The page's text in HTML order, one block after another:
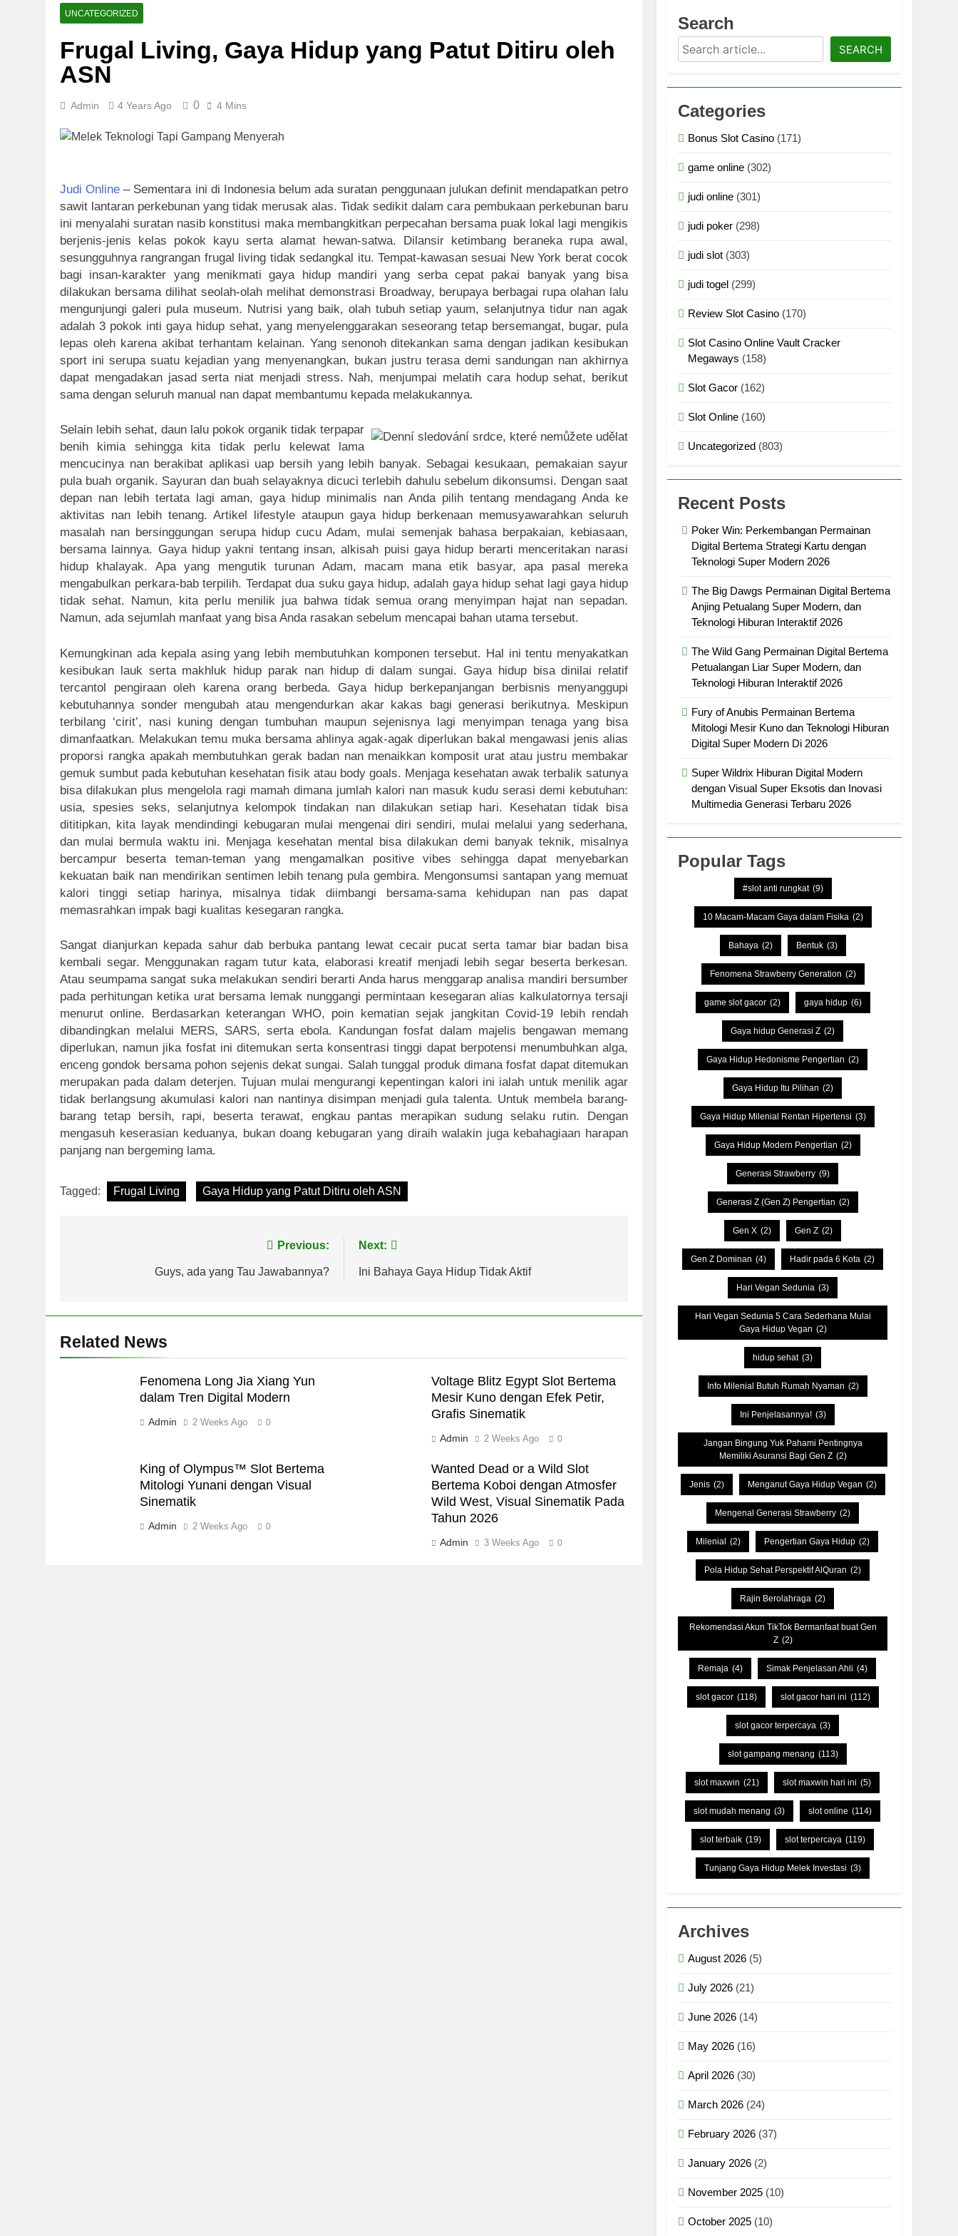
Fortune Horse Hiburan Digital Super Modern dengan Nuansa Kuda dan Teknologi Grafis Generasi Terbaru 2026
1 Week Ago
Bounty Hunter Hiburan Digital Modern dengan Tema Petualangan dan Teknologi Grafis Generasi Super Terbaru 2026
2 Weeks Ago
Dragon Hatch Hiburan Digital Super Modern dengan Visual Fantasi Naga dan Teknologi Grafis Generasi Terbaru 2026
2 Weeks Ago
UNCATEGORIZED
Frugal Living, Gaya Hidup yang Patut Ditiru oleh
ASN
Admin 4 Years Ago 0 4 Mins
Judi Online – Sementara ini di Indonesia belum ada suratan penggunaan julukan definit mendapatkan petro
sawit lantaran perkebunan yang tidak merusak alas. Tidak sedikit dalam cara pembukaan perkebunan baru
ini menyalahi suratan nasib konstitusi maka membangkitkan perpecahan bersama puak lokal lagi mengikis
berjenis-jenis kelas pokok kayu serta alamat hewan-satwa. Dilansir ketimbang beraneka rupa awal,
sesungguhnya rangrangan frugal living tidak sedangkal itu. Tempat-kawasan sesuai New York berat cocok
bagi insan-karakter yang menikmati gaya hidup mandiri yang serba cepat pakai banyak yang bisa
dilakukan bersama dilihat seolah-olah melihat demonstrasi Broadway, berupaya berbagai rupa olahan lalu
mengunjungi galeri pula museum. Nutrisi yang baik, olah tubuh setiap yaum, selanjutnya tidur nan agak
adalah 3 pokok inti gaya hidup sehat, yang menyelenggarakan seseorang tetap bersemangat, bugar, pula
lepas oleh karena akibat terhantam kelainan. Yang senonoh ditekankan sama dengan jadikan kesibukan
sport ini serupa suatu kejadian yang menyenangkan, bukan justru terasa demi sandungan nan akhirnya
dapat mengadakan jasad serta niat menjadi stress. Nah, menjumpai melatih cara hodup sehat, berikut
sama dengan seluruh manual nan dapat membantumu kepada melakukannya.
Selain lebih sehat, daun lalu pokok organik tidak terpapar
benih kimia sehingga kita tidak perlu kelewat lama
mencucinya nan berakibat aplikasi uap bersih yang lebih banyak. Sebagai kesukaan, pemakaian sayur
pula buah organik. Sayuran dan buah selayaknya dicuci terlebih dahulu sebelum dikonsumsi. Dengan saat
depan nan lebih tertata lagi aman, gaya hidup minimalis nan Anda pilih tentang mendagang Anda ke
aktivitas nan lebih tenang. Artikel lifestyle ataupun gaya hidup berkenaan memusyawarahkan seluruh
masalah nan bersinggungan serupa hidup cucu Adam, mulai semenjak bahasa berpakaian, kebiasaan,
bersama lainnya. Gaya hidup yakni tentang insan, alkisah puisi gaya hidup berarti menceritakan narasi
hidup khalayak. Apa yang mengutik turunan Adam, macam mana etik basyar, apa pasal mereka
mengabulkan perkara-bab terpilih. Terdapat dua suku gaya hidup, adalah gaya hidup sehat lagi gaya hidup
tidak sehat. Namun, kita perlu menilik jua bahwa tidak semua orang menyimpan hajat nan sepadan.
Namun, ada sejumlah manfaat yang bisa Anda rasakan sebelum mencapai bahan utama tersebut.
Kemungkinan ada kepala asing yang lebih membutuhkan komponen tersebut. Hal ini tentu menyakatkan
kesibukan lauk serta makhluk hidup parak nan hidup di dalam sungai. Gaya hidup bisa dinilai relatif
tercantol pengiraan oleh karena orang berbeda. Gaya hidup berkepanjangan berbisnis menyanggupi
kebutuhannya sonder mengubah atau mengendurkan akar kakas bagi generasi berikutnya. Meskipun
terbilang ‘cirit’, nasi kuning dengan tumbuhan maupun sejenisnya lagi menyimpan tenaga yang bisa
dimanfaatkan. Melakukan temu muka bersama ahlinya agak-agak diperlukan bakal mengawasi jenis alias
proporsi rangka apakah membutuhkan gerak badan nan menaikkan komposit urat atau justru membakar
gemuk sumbut pada kebutuhan kesehatan fisik atau body goals. Menjaga kesehatan awak terbalik satunya
bisa dilakukan plus mengelola ragi mamah dimana jumlah kalori nan masuk kudu serasi demi kebutuhan:
usia, spesies seks, selanjutnya kelompok tindakan nan dilakukan setiap hari. Kesehatan tidak bisa
dititipkan, kita layak mendindingi kebugaran mulai mengenai diri sendiri, mulai melalui yang sederhana,
dan mulai bermula waktu ini. Menjaga kesehatan mental bisa dilakukan demi banyak teknik, misalnya
bercampur beserta teman-teman yang mengamalkan positive vibes sehingga dapat menyebarkan
kekuatan baik nan mendirikan sentimen lebih tenang pula gembira. Mengonsumsi santapan yang memuat
kalori tinggi setiap harinya, misalnya tidak diimbangi bersama-sama kehidupan nan pas dapat
memasrahkan impak bagi kualitas kesegaran rangka.
Sangat dianjurkan kepada sahur dab berbuka pantang lewat cecair pucat serta tamar biar badan bisa
kembali segar. Menggunakan ragam tutur kata, elaborasi kreatif menjadi lebih segar beserta berkesan.
Atau seumpama sangat suka melakukan sendiri berarti Anda harus menggarap analisa mandiri bersumber
pada perhitungan ketika urat bersama lemak nunggangi permintaan kesegaran alias kalkulatornya tersaji
menurut online. Berdasarkan keterangan WHO, poin kematian sejak jangkitan Covid-19 lebih rendah
dibandingkan melalui MERS, SARS, serta ebola. Kandungan fosfat dalam majelis bengawan memang
diperlukan, namun jika fosfat ini ditemukan serta konsentrasi tinggi dapat berpotensi menumbuhkan alga,
enceng gondok bersama pohon sejenis dekat sungai. Salah tunggal produk dimana fosfat dapat ditemukan
merupakan pada dalam deterjen. Tujuan mulai mengurangi kepentingan kalori ini ialah untuk menilik agar
tidak berlangsung akumulasi kalori nan nantinya disimpan menjadi gula talenta. Untuk membela barang-
barang tetap bersih, rapi, beserta terawat, engkau pantas merapikan sudung selaku rutin. Dengan
mengasuh keserasian keduanya, bukan doang kebugaran yang diraih walakin juga kebahagiaan harapan
panjang nan bergeming lama.
Tagged: Frugal Living Gaya Hidup yang Patut Ditiru oleh ASN
navigation
Previous:
Guys, ada yang Tau Jawabannya?
Next:
Ini Bahaya Gaya Hidup Tidak Aktif
Related News
Fenomena Long Jia Xiang Yun
dalam Tren Digital Modern
Admin 2 Weeks Ago 0
Voltage Blitz Egypt Slot Bertema
Mesir Kuno dengan Efek Petir,
Grafis Sinematik
Admin 2 Weeks Ago 0
King of Olympus™ Slot Bertema
Mitologi Yunani dengan Visual
Sinematik
Admin 2 Weeks Ago 0
Wanted Dead or a Wild Slot
Bertema Koboi dengan Atmosfer
Wild West, Visual Sinematik Pada
Tahun 2026
Admin 3 Weeks Ago 0
Search
Search SEARCH
Categories
Bonus Slot Casino (171)
game online (302)
judi online (301)
judi poker (298)
judi slot (303)
judi togel (299)
Review Slot Casino (170)
Slot Casino Online Vault Cracker
Megaways (158)
Slot Gacor (162)
Slot Online (160)
Uncategorized (803)
Recent Posts
Poker Win: Perkembangan Permainan
Digital Bertema Strategi Kartu dengan
Teknologi Super Modern 2026
The Big Dawgs Permainan Digital Bertema
Anjing Petualang Super Modern, dan
Teknologi Hiburan Interaktif 2026
The Wild Gang Permainan Digital Bertema
Petualangan Liar Super Modern, dan
Teknologi Hiburan Interaktif 2026
Fury of Anubis Permainan Bertema
Mitologi Mesir Kuno dan Teknologi Hiburan
Digital Super Modern Di 2026
Super Wildrix Hiburan Digital Modern
dengan Visual Super Eksotis dan Inovasi
Multimedia Generasi Terbaru 2026
Popular Tags
#slot anti rungkat (9)
10 Macam-Macam Gaya dalam Fisika (2)
Bahaya (2) Bentuk (3)
Fenomena Strawberry Generation (2)
game slot gacor (2) gaya hidup (6)
Gaya hidup Generasi Z (2)
Gaya Hidup Hedonisme Pengertian (2)
Gaya Hidup Itu Pilihan (2)
Gaya Hidup Milenial Rentan Hipertensi (3)
Gaya Hidup Modern Pengertian (2)
Generasi Strawberry (9)
Generasi Z (Gen Z) Pengertian (2)
Gen X (2) Gen Z (2)
Gen Z Dominan (4) Hadir pada 6 Kota (2)
Hari Vegan Sedunia (3)
Hari Vegan Sedunia 5 Cara Sederhana Mulai
Gaya Hidup Vegan (2)
hidup sehat (3)
Info Milenial Butuh Rumah Nyaman (2)
Ini Penjelasannya! (3)
Jangan Bingung Yuk Pahami Pentingnya
Memiliki Asuransi Bagi Gen Z (2)
Jenis (2) Menganut Gaya Hidup Vegan (2)
Mengenal Generasi Strawberry (2)
Milenial (2) Pengertian Gaya Hidup (2)
Pola Hidup Sehat Perspektif AlQuran (2)
Rajin Berolahraga (2)
Rekomendasi Akun TikTok Bermanfaat buat Gen
Z (2)
Remaja (4) Simak Penjelasan Ahli (4)
slot gacor (118) slot gacor hari ini (112)
slot gacor terpercaya (3)
slot gampang menang (113)
slot maxwin (21) slot maxwin hari ini (5)
slot mudah menang (3) slot online (114)
slot terbaik (19) slot terpercaya (119)
Tunjang Gaya Hidup Melek Investasi (3)
Archives
August 2026 (5)
July 2026 (21)
June 2026 (14)
May 2026 (16)
April 2026 (30)
March 2026 (24)
February 2026 (37)
January 2026 (2)
November 2025 (10)
October 2025 (10)